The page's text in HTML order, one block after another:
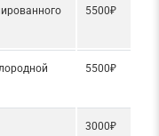
5500₽
5500₽
3000₽